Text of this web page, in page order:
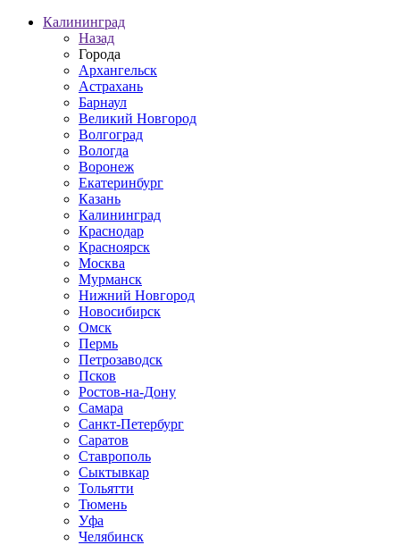
Калининград
Назад
Города
Архангельск
Астрахань
Барнаул
Великий Новгород
Волгоград
Вологда
Воронеж
Екатеринбург
Казань
Калининград
Краснодар
Красноярск
Москва
Мурманск
Нижний Новгород
Новосибирск
Омск
Пермь
Петрозаводск
Псков
Ростов-на-Дону
Самара
Санкт-Петербург
Саратов
Ставрополь
Сыктывкар
Тольятти
Тюмень
Уфа
Челябинск